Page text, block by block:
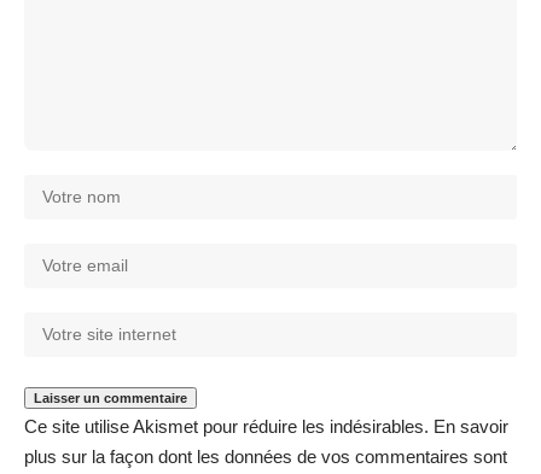
Ce site utilise Akismet pour réduire les indésirables. En savoir
plus sur la façon dont les données de vos commentaires sont